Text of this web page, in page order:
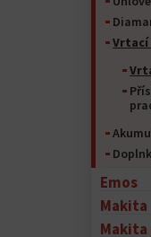
Vrtací
Emos
Makita